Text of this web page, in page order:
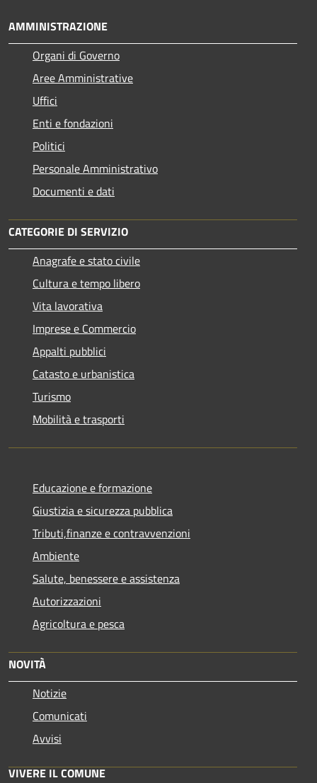
AMMINISTRAZIONE
Organi di Governo
Aree Amministrative
Uffici
Enti e fondazioni
Politici
Personale Amministrativo
Documenti e dati
CATEGORIE DI SERVIZIO
Anagrafe e stato civile
Cultura e tempo libero
Vita lavorativa
Imprese e Commercio
Appalti pubblici
Catasto e urbanistica
Turismo
Mobilità e trasporti
Educazione e formazione
Giustizia e sicurezza pubblica
Tributi,finanze e contravvenzioni
Ambiente
Salute, benessere e assistenza
Autorizzazioni
Agricoltura e pesca
NOVITÀ
Notizie
Comunicati
Avvisi
VIVERE IL COMUNE